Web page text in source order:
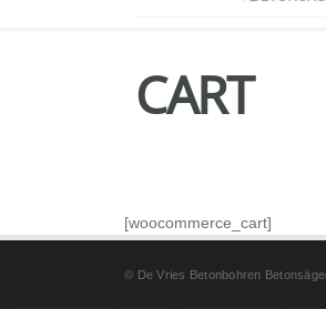
CART
[woocommerce_cart]
© De Vries Betonbohren